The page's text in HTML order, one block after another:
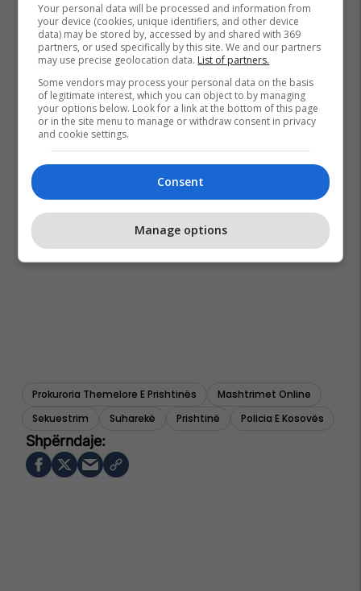
Prokuroria Themelore E Prishtinës
Mashtrimet Online
Sekuestrim
Suharekë Prishtinë Policia E Kosovës
Your personal data will be processed and information from
your device (cookies, unique identifiers, and other device
data) may be stored by, accessed by and shared with 369
partners, or used specifically by this site. We and our partners
may use precise geolocation data. List of partners.
Some vendors may process your personal data on the basis
of legitimate interest, which you can object to by managing
your options below. Look for a link at the bottom of this page
or in the site menu to manage or withdraw consent in privacy
and cookie settings.
Consent
Manage options